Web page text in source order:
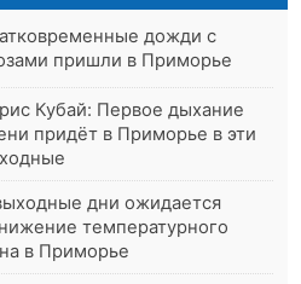
дожди с
пришли в Приморье
Кубай: Первое дыхание
придёт в Приморье в эти
дни ожидается
температурного
в Приморье